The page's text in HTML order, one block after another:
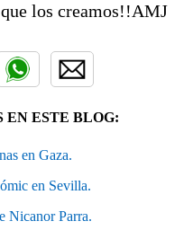
que los creamos!!AMJ
EN ESTE BLOG:
en Gaza.
en Sevilla.
Nicanor Parra.